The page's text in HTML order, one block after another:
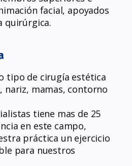
facial, apoyados
quirúrgica.
tipo de cirugía estética
nariz, mamas, contorno
tiene mas de 25
en este campo,
práctica un ejercicio
para nuestros